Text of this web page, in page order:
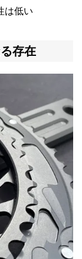
は低い
存在